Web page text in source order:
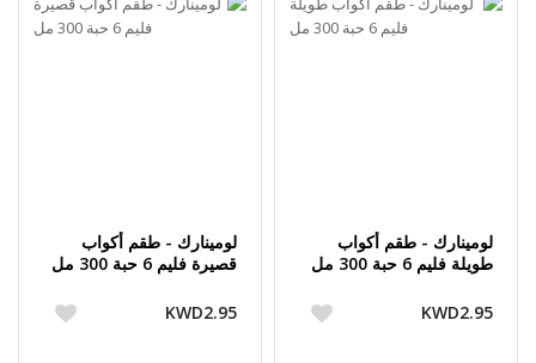
لومينارك - طقم أكواب
طويلة فليم 6 حبة 300 مل
KWD2.95
لومينارك - طقم أكواب
قصيرة فليم 6 حبة 300 مل
KWD2.95